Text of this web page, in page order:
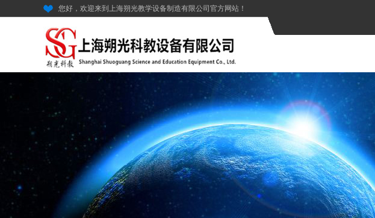
您好，欢迎来到上海朔光教学设备制造有限公司官方网站！